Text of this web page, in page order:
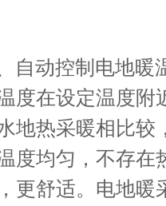
自动控制电地暖
度在设定温度
地热采暖相比
度均匀，不存
更舒适。电地